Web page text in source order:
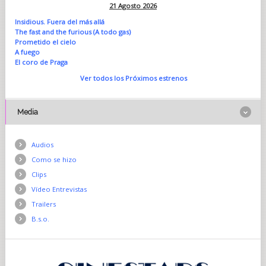
21 Agosto 2026
Insidious. Fuera del más allá
The fast and the furious (A todo gas)
Prometido el cielo
A fuego
El coro de Praga
Ver todos los Próximos estrenos
Media
Audios
Como se hizo
Clips
Vídeo Entrevistas
Trailers
B.s.o.